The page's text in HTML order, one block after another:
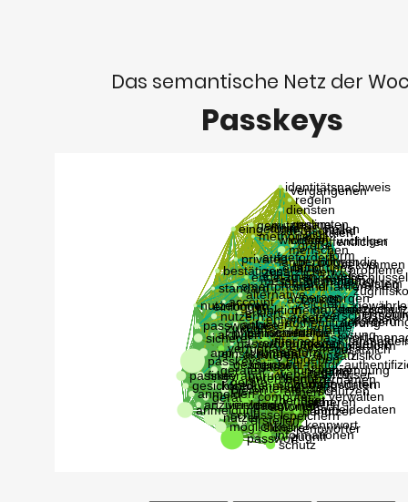
Das semantische Netz der
Passkeys